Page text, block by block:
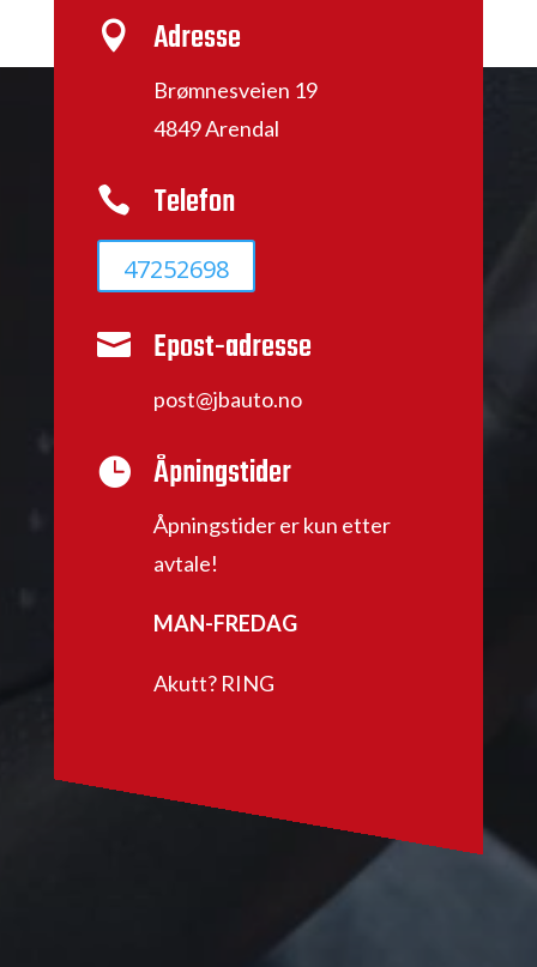
 Adresse
Brømnesveien 19
4849 Arendal
 Telefon
47252698
 Epost-adresse
post@jbauto.no
 Åpningstider
Åpningstider er kun etter
avtale!
MAN-FREDAG
Akutt? RING